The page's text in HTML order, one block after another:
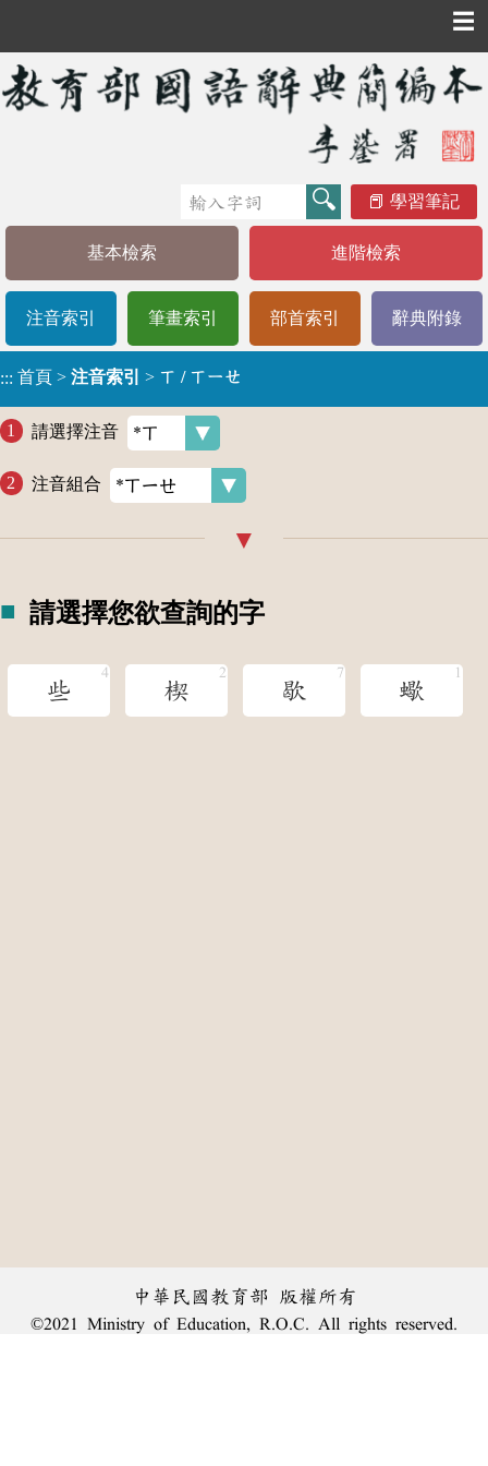
☰
學習筆記
基本檢索 進階檢索
注音索引 筆畫索引 部首索引 辭典附錄
::: 首頁 > 注音索引 > ㄒ / ㄒㄧㄝ
請選擇注音
注音組合
請選擇您欲查詢的字
些 楔 歇 蠍
中華民國教育部 版權所有
©2021 Ministry of Education, R.O.C. All rights reserved.